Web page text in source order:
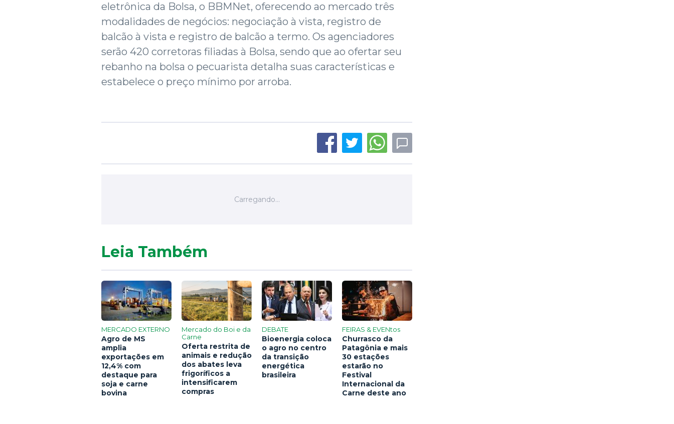
eletrônica da Bolsa, o BBMNet, oferecendo ao mercado três
modalidades de negócios: negociação à vista, registro de
balcão à vista e registro de balcão a termo. Os agenciadores
serão 420 corretoras filiadas à Bolsa, sendo que ao ofertar seu
rebanho na bolsa o pecuarista detalha suas características e
estabelece o preço mínimo por arroba.
Leia Também
MERCADO EXTERNO
Agro de MS
amplia
exportações em
12,4% com
destaque para
soja e carne
bovina
Mercado do Boi e da
Carne
Oferta restrita de
animais e redução
dos abates leva
frigoríficos a
intensificarem
compras
DEBATE
Bioenergia coloca
o agro no centro
da transição
energética
brasileira
FEIRAS & EVENtos
Churrasco da
Patagônia e mais
30 estações
estarão no
Festival
Internacional da
Carne deste ano